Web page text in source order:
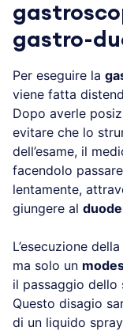
gastro-
Per eseguire la
viene fatta
Dopo averle
evitare che lo
dell’esame, il
facendolo
lentamente,
giungere al
L’esecuzione della
ma solo un
il passaggio dello
Questo disagio
di un liquido